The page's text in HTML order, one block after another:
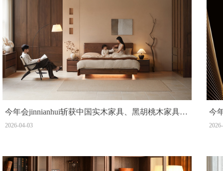
今年会jinnianhui斩获中国实木家具、黑胡桃木家具、
0胶水床垫销量第一!三项“第一”认证佐证实力！
2026-04-03
今
畅